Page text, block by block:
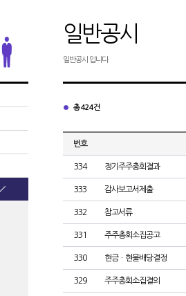
일반공시
일반공시 입니다.
총 424건
번호
334 정기주주총회결과
333 감사보고서제출
332 참고서류
331 주주총회소집공고
330 현금ㆍ현물배당결정
329 주주총회소집결의